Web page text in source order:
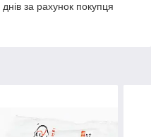
за рахунок покупця